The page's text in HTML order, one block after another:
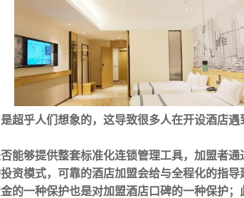
超乎人们想象的，这导致很多人在开设酒店
能够提供整套标准化连锁管理工具，加盟者
资模式，可靠的酒店加盟会给与全程化的指
的一种保护也是对加盟酒店口碑的一种保护